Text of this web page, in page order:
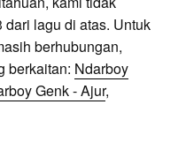
lagu di atas. Untuk
berhubungan,
berkaitan: Ndarboy
Genk - Ajur,